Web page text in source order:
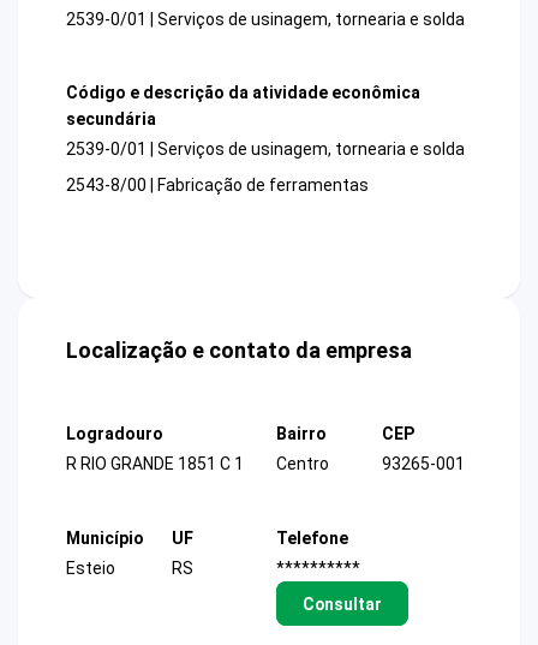
2539-0/01 | Serviços de usinagem, tornearia e solda
Código e descrição da atividade econômica
secundária
2539-0/01 | Serviços de usinagem, tornearia e solda
2543-8/00 | Fabricação de ferramentas
Localização e contato da empresa
Logradouro
R RIO GRANDE 1851 C 1
Bairro
Centro
CEP
93265-001
Município
Esteio
UF
RS
Telefone
**********
Consultar